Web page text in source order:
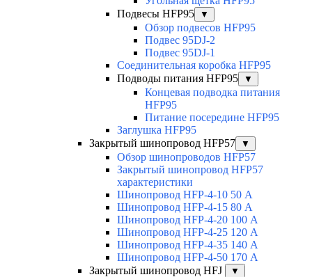
Подвесы HFP95
▼
Обзор подвесов HFP95
Подвес 95DJ-2
Подвес 95DJ-1
Соединительная коробка HFP95
Подводы питания HFP95
▼
Концевая подводка питания
HFP95
Питание посередине HFP95
Заглушка HFP95
Закрытый шинопровод HFP57
▼
Обзор шинопроводов HFP57
Закрытый шинопровод HFP57
характеристики
Шинопровод HFP-4-10 50 А
Шинопровод HFP-4-15 80 А
Шинопровод HFP-4-20 100 А
Шинопровод HFP-4-25 120 А
Шинопровод HFP-4-35 140 А
Шинопровод HFP-4-50 170 А
Закрытый шинопровод HFJ
▼